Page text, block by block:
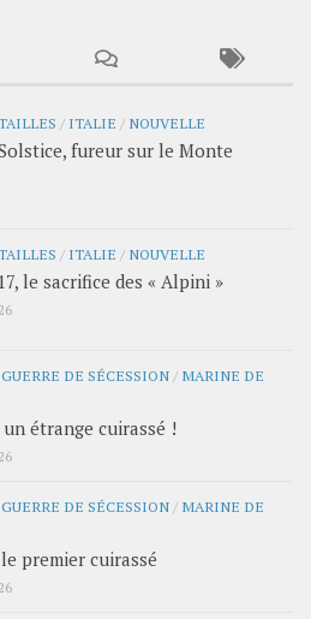
/ ITALIE / NOUVELLE
fureur sur le Monte
/ ITALIE / NOUVELLE
le sacrifice des « Alpini »
GUERRE DE SÉCESSION/ MARINE DE
étrange cuirassé !
GUERRE DE SÉCESSION/ MARINE DE
premier cuirassé